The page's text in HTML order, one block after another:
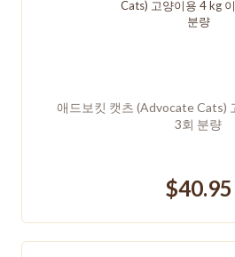
애드보킷 캣츠 (Advocate Cats)
3회 분량
$40.95